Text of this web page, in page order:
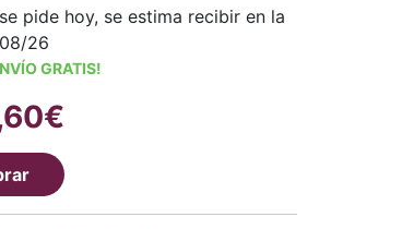
pide hoy, se estima recibir en la
26
GRATIS!